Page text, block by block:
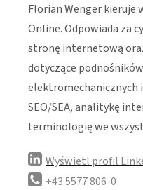
Florian Wenger kieruje
Online. Odpowiada za
stronę internetową
dotyczące
elektromechanicznych
SEO/SEA, analitykę
terminologię we
Wyświetl profil
+43 5577 806-0